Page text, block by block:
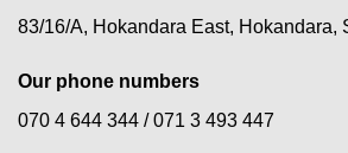
83/16/A, Hokandara East, Hokandara,
Our phone numbers
070 4 644 344 /071 3 493 447